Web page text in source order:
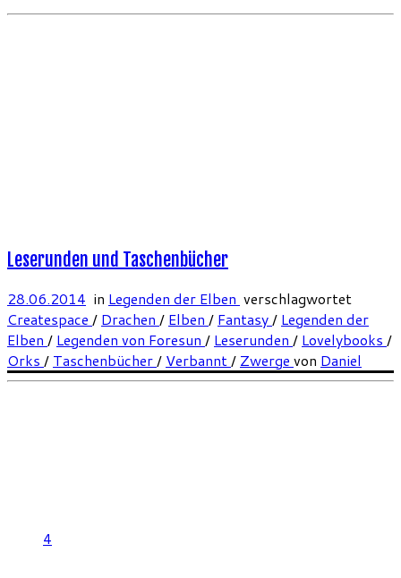
4
Leserunden und Taschenbücher
28.06.2014 in Legenden der Elben verschlagwortet
Createspace / Drachen / Elben / Fantasy/ Legenden der
Elben / Legenden von Foresun / Leserunden / Lovelybooks /
Orks / Taschenbücher/ Verbannt/ Zwerge von Daniel